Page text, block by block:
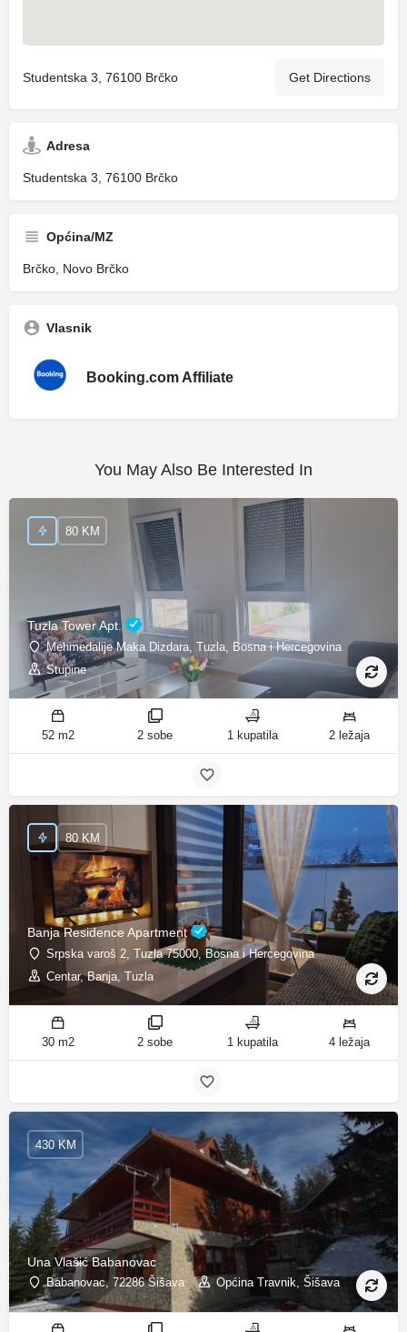
Studentska 3, 76100 Brčko Get Directions
Adresa
Studentska 3, 76100 Brčko
Općina/MZ
Brčko, Novo Brčko
Vlasnik
Booking.com Affiliate
You May Also Be Interested In
Tuzla Tower Apt.
Mehmedalije Maka Dizdara, Tuzla, Bosna i Hercegovina
Stupine
80 KM
52 m2 2 sobe 1 kupatila 2 ležaja
Banja Residence Apartment
Srpska varoš 2, Tuzla 75000, Bosna i Hercegovina
Centar, Banja, Tuzla
80 KM
30 m2 2 sobe 1 kupatila 4 ležaja
Una Vlašić Babanovac
Babanovac, 72286 Šišava Općina Travnik, Šišava
430 KM